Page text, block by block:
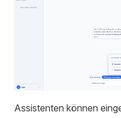
Assistenten können